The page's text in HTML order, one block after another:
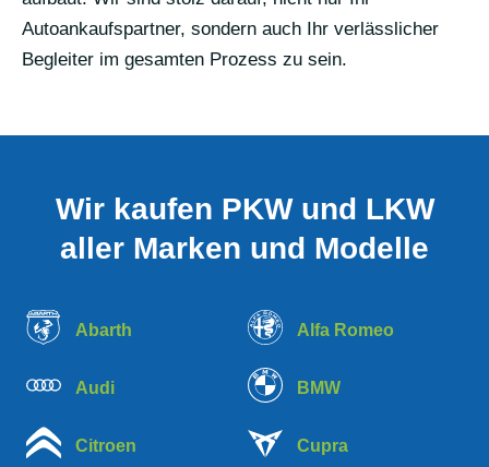
Autoankaufspartner, sondern auch Ihr verlässlicher
Begleiter im gesamten Prozess zu sein.
Wir kaufen PKW und LKW
aller Marken und Modelle
Abarth Alfa Romeo
Audi BMW
Citroen Cupra